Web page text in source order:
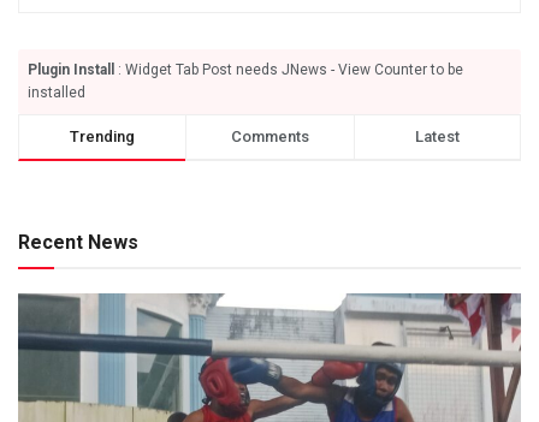
Plugin Install
: Widget Tab Post needs JNews - View Counter to be
installed
Trending Comments Latest
Recent News